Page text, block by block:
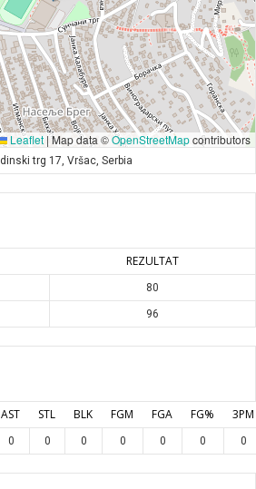
Leaflet |Map data ©OpenStreetMapcontributors
trg 17, Vršac, Serbia
REZULTAT
80
96
AST STL BLK FGM FGA FG% 3PM
0 0 0 0 0 0 0